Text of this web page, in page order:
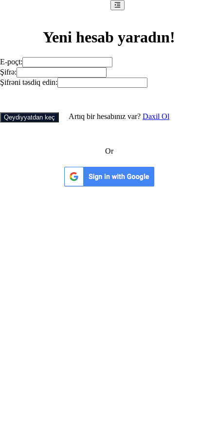
Yeni hesab yaradın!
E-poçt:
Şifrə:
Şifrəni təsdiq edin:
Qeydiyyatdan keç Artıq bir hesabınız var? Daxil Ol
Or